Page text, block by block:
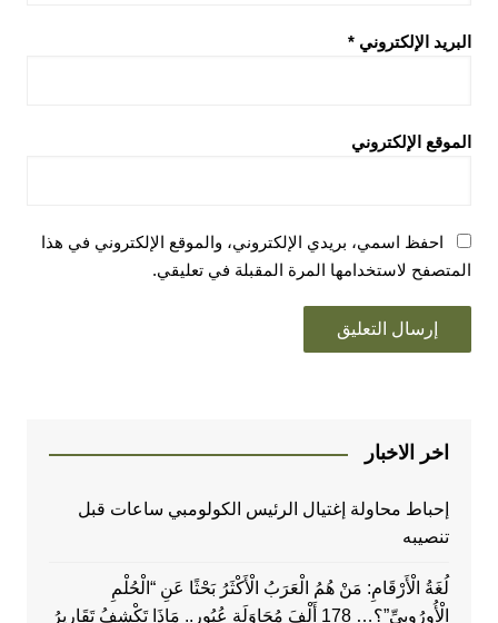
البريد الإلكتروني *
الموقع الإلكتروني
احفظ اسمي، بريدي الإلكتروني، والموقع الإلكتروني في هذا
المتصفح لاستخدامها المرة المقبلة في تعليقي.
اخر الاخبار
إحباط محاولة إغتيال الرئيس الكولومبي ساعات قبل
تنصيبه
لُغَةُ الْأَرْقَامِ: مَنْ هُمُ الْعَرَبُ الْأَكْثَرُ بَحْثًا عَنِ “الْحُلْمِ
الْأُورُوبِيِّ”؟… 178 أَلْفَ مُحَاوَلَةِ عُبُورٍ.. مَاذَا تَكْشِفُ تَقَارِيرُ